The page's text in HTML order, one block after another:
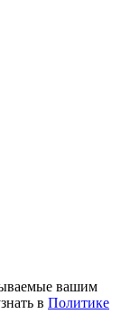
вашим
в Политике